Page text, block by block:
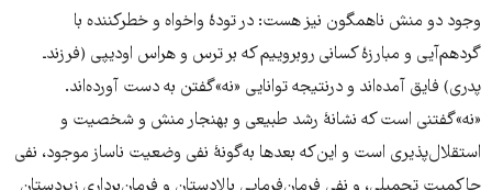
وجود دو منش ناهمگون نیز هست: در تودۀ واخواه و خطرکننده با
گردهم‌آیی و مبارزۀ کسانی روبروییم که بر ترس و هراس اودیپی (فرزندـ
پدری) فایق آمده‌اند و درنتیجه توانایی «نه»گفتن به دست آورده‌اند.
«نه»گفتنی است که نشانۀ رشد طبیعی و بهنجار منش و شخصیت و
استقلال‌پذیری است و این‌که بعدها به‌گونۀ نفی وضعیت ناساز موجود، نفی